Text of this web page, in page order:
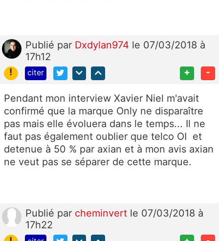
Publié par Dxdylan974 le 07/03/2018 à
17h12
!
citer + -
Pendant mon interview Xavier Niel m'avait
confirmé que la marque Only ne disparaître
pas mais elle évoluera dans le temps... Il ne
faut pas également oublier que telco OI et
detenue à 50 % par axian et à mon avis axian
ne veut pas se séparer de cette marque.
Publié par cheminvert le 07/03/2018 à
17h22